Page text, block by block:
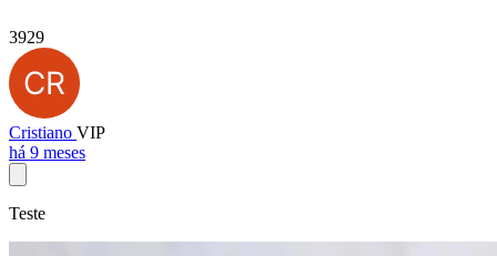
3929
Cristiano VIP
há 9 meses
Teste